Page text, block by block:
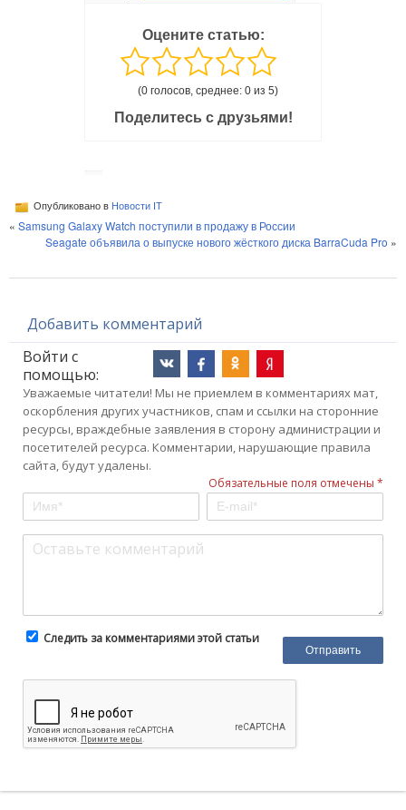
Оцените статью:
(0 голосов, среднее: 0 из 5)
Поделитесь с друзьями!
Опубликовано в Новости IT
« Samsung Galaxy Watch поступили в продажу в России
Seagate объявила о выпуске нового жёсткого диска BarraCuda Pro »
Добавить комментарий
Войти с
помощью:
Уважаемые читатели! Мы не приемлем в комментариях мат,
оскорбления других участников, спам и ссылки на сторонние
ресурсы, враждебные заявления в сторону администрации и
посетителей ресурса. Комментарии, нарушающие правила
сайта, будут удалены.
Обязательные поля отмечены *
Следить за комментариями этой статьи